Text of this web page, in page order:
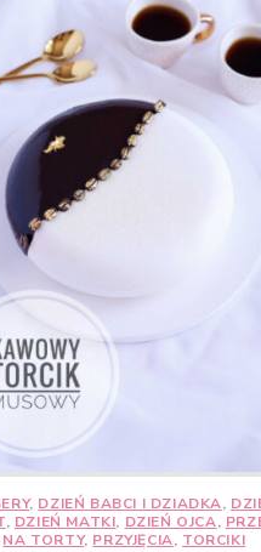
, DZIEŃ BABCI I DZIADKA,
, DZIEŃ MATKI, DZIEŃ OJCA,
NA TORTY, PRZYJĘCIA, TORCIKI